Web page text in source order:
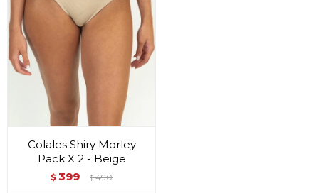
Colales Shiry Morley
Pack X 2 - Beige
$ 399 $ 490